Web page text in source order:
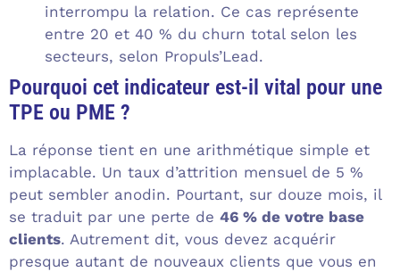
interrompu la relation. Ce cas représente
entre 20 et 40 % du churn total selon les
secteurs, selon Propuls’Lead.
Pourquoi cet indicateur est-il vital pour une
TPE ou PME ?
La réponse tient en une arithmétique simple et
implacable. Un taux d’attrition mensuel de 5 %
peut sembler anodin. Pourtant, sur douze mois, il
se traduit par une perte de 46 % de votre base
clients. Autrement dit, vous devez acquérir
presque autant de nouveaux clients que vous en